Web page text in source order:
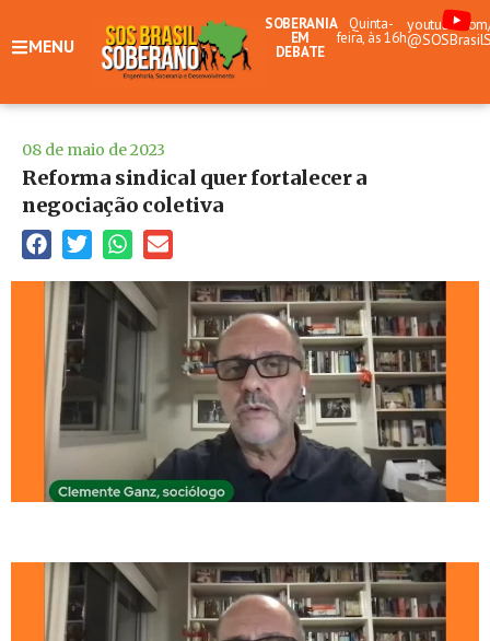
MENU
SOBERANIA
EM
DEBATE
Quinta-
feira, às 16h
08 de maio de 2023
Reforma sindical quer fortalecer a
negociação coletiva